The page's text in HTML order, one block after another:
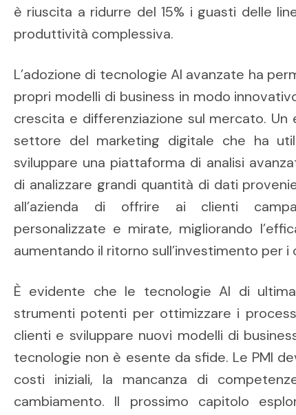
è riuscita a ridurre del 15% i guasti delle
produttività complessiva.
L’adozione di tecnologie AI avanzate ha
propri modelli di business in modo
crescita e differenziazione sul mercato. Un
settore del marketing digitale che ha
sviluppare una piattaforma di analisi
di analizzare grandi quantità di dati
all’azienda di offrire ai clienti
personalizzate e mirate, migliorando
aumentando il ritorno sull’investimento per i
È evidente che le tecnologie AI di
strumenti potenti per ottimizzare i
clienti e sviluppare nuovi modelli di
tecnologie non è esente da sfide. Le PMI
costi iniziali, la mancanza di
cambiamento. Il prossimo capitolo